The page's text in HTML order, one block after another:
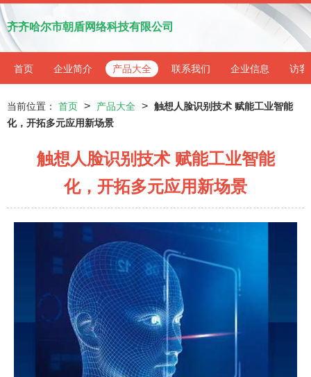
齐齐哈尔市朝盾网络科技有限公司
首页 企业简介 产品大全 联系我们 企业信息 访客
当前位置： 首页 > 产品大全 > 触想人脸识别技术 赋能工业智能
化，开拓多元应用新场景
触想人脸识别技术 赋能工业智能
化，开拓多元应用新场景